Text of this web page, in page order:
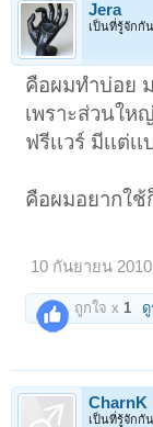
Jera
เป็นที่รู้จักกั
คือผมทำบ่อย ม
เพราะส่วนให
ฟรีเเวร์ มีเเต่
คือผมอยากใช้
10 กันยายน 2010
ถูกใจ x1
CharnK
เป็นที่รู้จักกั